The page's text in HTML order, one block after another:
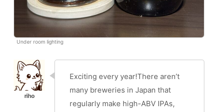
Under room lighting
Exciting every year!There aren’t
many breweries in Japan that
regularly make high-ABV IPAs,